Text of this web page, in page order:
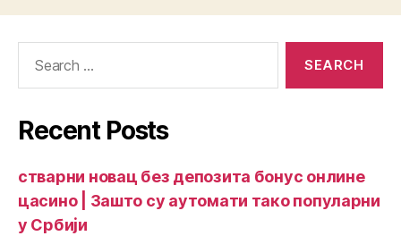
Recent Posts
стварни новац без депозита бонус онлине
цасино | Зашто су аутомати тако популарни
у Србији